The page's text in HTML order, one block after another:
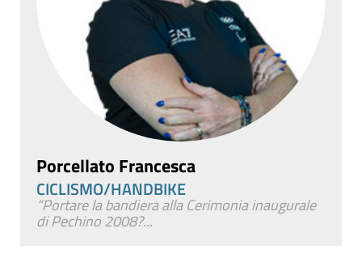
Porcellato Francesca
CICLISMO/HANDBIKE
“Portare la bandiera alla Cerimonia inaugurale
di Pechino 2008?...